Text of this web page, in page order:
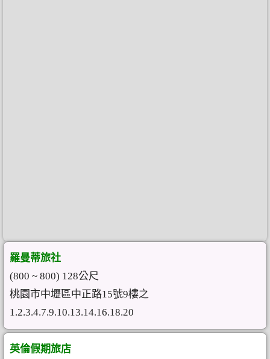
羅曼蒂旅社
(800 ~ 800) 128公尺
桃園市中壢區中正路15號9樓之
1.2.3.4.7.9.10.13.14.16.18.20
英倫假期旅店